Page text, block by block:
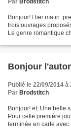
Par Brodstitch
Bonjour! Hier matin:
trois ouvrages
Le genre romantique
Bonjour
Publié le 22/09/2014 à
Par Brodstitch
Bonjour! et: Une belle
Pour cette première
terminée en carte